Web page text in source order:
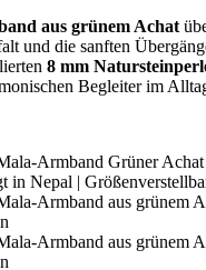
aus grünem Achat
und die sanften
8 mm
Begleiter im